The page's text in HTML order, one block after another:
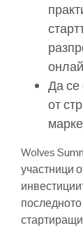
Да се
от
Wolves
участници